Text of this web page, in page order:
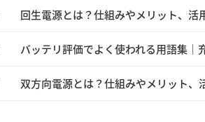
回生電源とは？仕組みやメリット、活
バッテリ評価でよく使われる用語集
双方向電源とは？仕組みやメリット、